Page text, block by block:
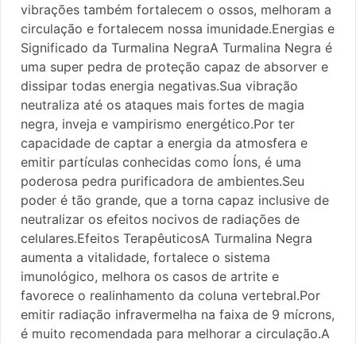
vibrações também fortalecem o ossos, melhoram a
circulação e fortalecem nossa imunidade.Energias e
Significado da Turmalina NegraA Turmalina Negra é
uma super pedra de proteção capaz de absorver e
dissipar todas energia negativas.Sua vibração
neutraliza até os ataques mais fortes de magia
negra, inveja e vampirismo energético.Por ter
capacidade de captar a energia da atmosfera e
emitir partículas conhecidas como Íons, é uma
poderosa pedra purificadora de ambientes.Seu
poder é tão grande, que a torna capaz inclusive de
neutralizar os efeitos nocivos de radiações de
celulares.Efeitos TerapêuticosA Turmalina Negra
aumenta a vitalidade, fortalece o sistema
imunológico, melhora os casos de artrite e
favorece o realinhamento da coluna vertebral.Por
emitir radiação infravermelha na faixa de 9 mícrons,
é muito recomendada para melhorar a circulação.A